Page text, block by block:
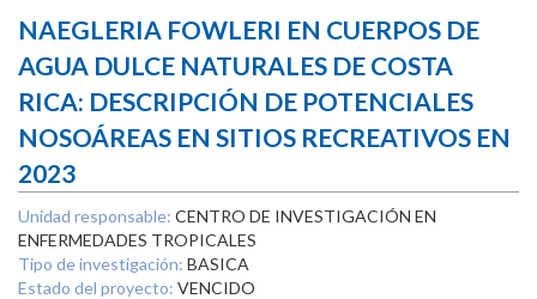
NAEGLERIA FOWLERI EN CUERPOS DE
AGUA DULCE NATURALES DE COSTA
RICA: DESCRIPCIÓN DE POTENCIALES
NOSOÁREAS EN SITIOS RECREATIVOS EN
2023
Unidad responsable: CENTRO DE INVESTIGACIÓN EN
ENFERMEDADES TROPICALES
Tipo de investigación: BASICA
Estado del proyecto: VENCIDO